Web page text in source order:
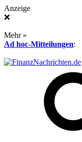
Anzeige
❌
Mehr »
Ad hoc-Mitteilungen: